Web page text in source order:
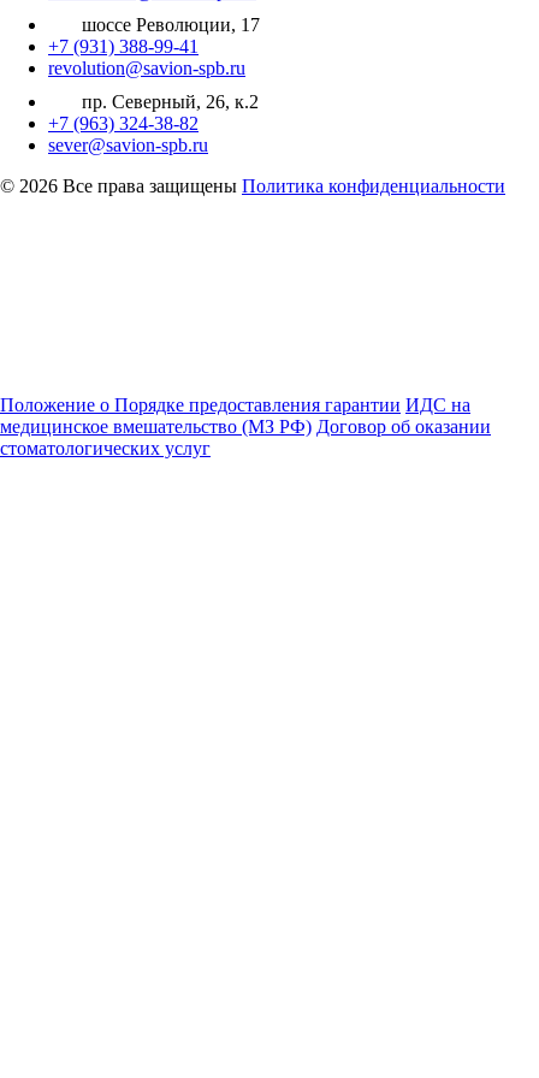
шоссе Революции, 17
+7 (931) 388-99-41
revolution@savion-spb.ru
пр. Северный, 26, к.2
+7 (963) 324-38-82
sever@savion-spb.ru
© 2026 Все права защищены Политика конфиденциальности
Положение о Порядке предоставления гарантии ИДС на
медицинское вмешательство (МЗ РФ) Договор об оказании
стоматологических услуг
Частично съемные протезы
Съемные протезы
Протезирование передних зубов